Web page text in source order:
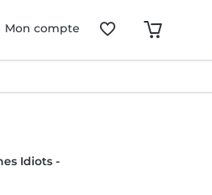
Mon compte
Idiots -